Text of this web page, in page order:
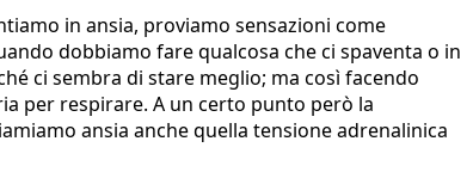
in ansia, proviamo sensazioni come
dobbiamo fare qualcosa che ci spaventa o in
ci sembra di stare meglio; ma così facendo
per respirare. A un certo punto però la
ansia anche quella tensione adrenalinica